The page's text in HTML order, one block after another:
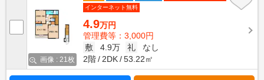
画像 : 21枚
インターネット無料
4.9万円
管理費等：3,000円
敷
4.9万 礼
なし
2階
2DK 53.22㎡